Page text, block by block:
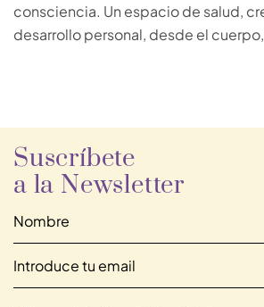
consciencia. Un espacio de salud,
desarrollo personal, desde el
Suscríbete
a la Newsletter